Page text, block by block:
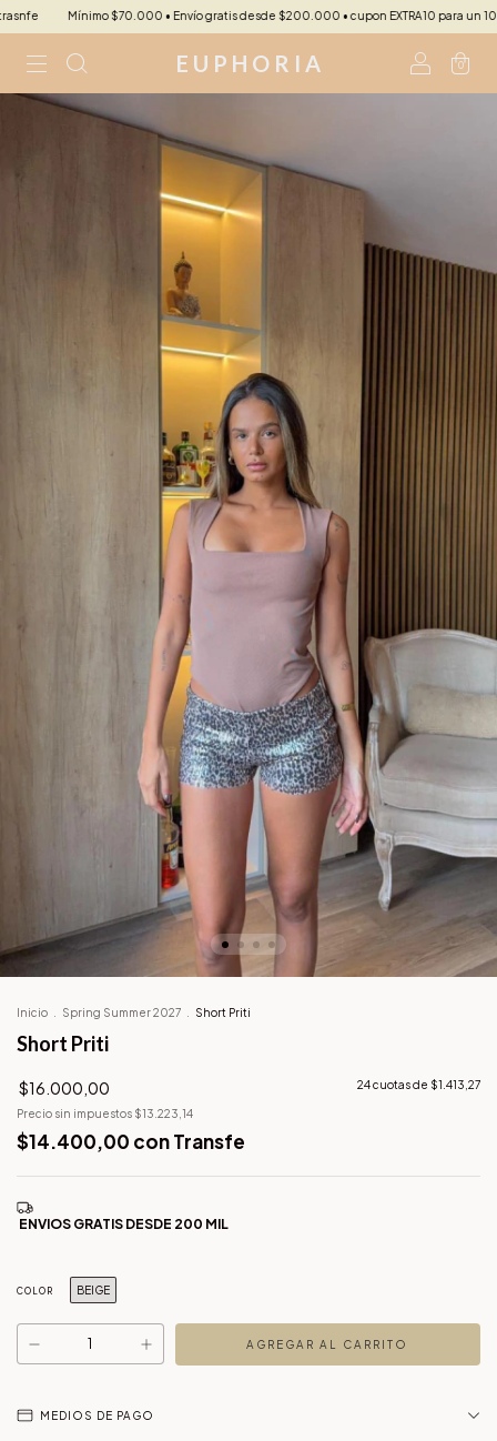
Mínimo $70.000 • Envío gratis desde $200.000 • cupon EXTRA10 para un 10
E U P H O R I A 0
Inicio . Spring Summer 2027 . Short Priti
Short Priti
$16.000,00 24cuotas de $1.413,27
Precio sin impuestos $13.223,14
$14.400,00 conTransfe
COLOR BEIGE
MEDIOS DE PAGO